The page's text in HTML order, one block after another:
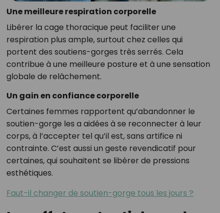
Une meilleure respiration corporelle
Libérer la cage thoracique peut faciliter une
respiration plus ample, surtout chez celles qui
portent des soutiens-gorges très serrés. Cela
contribue à une meilleure posture et à une sensation
globale de relâchement.
Un gain en confiance corporelle
Certaines femmes rapportent qu’abandonner le
soutien-gorge les a aidées à se reconnecter à leur
corps, à l’accepter tel qu’il est, sans artifice ni
contrainte. C’est aussi un geste revendicatif pour
certaines, qui souhaitent se libérer de pressions
esthétiques.
Faut-il changer de soutien-gorge tous les jours ?